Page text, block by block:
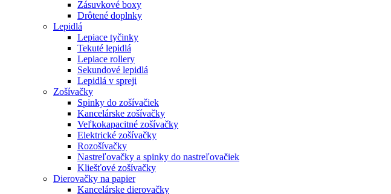
Zásuvkové boxy
Drôtené doplnky
Lepidlá
Lepiace tyčinky
Tekuté lepidlá
Lepiace rollery
Sekundové lepidlá
Lepidlá v spreji
Zošívačky
Spinky do zošívačiek
Kancelárske zošívačky
Veľkokapacitné zošívačky
Elektrické zošívačky
Rozošívačky
Nastreľovačky a spinky do nastreľovačiek
Kliešťové zošívačky
Dierovačky na papier
Kancelárske dierovačky